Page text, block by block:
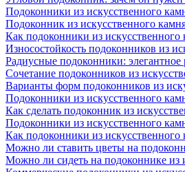
Подоконники из искусственного
Подоконник из искусственного
Как подоконники из
Износостойкость подоконников из
Радиусные подоконники:
Сочетание подоконников из
Варианты форм подоконников из
Подоконники из искусственного
Как сделать подоконник из
Подоконники из искусственного
Как подоконники из искусственного
Можно ли ставить цветы на
Можно ли сидеть на подоконнике из